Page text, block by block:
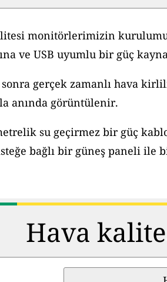
monitörlerimizin
ve USB uyumlu bir güç
sonra gerçek zamanlı hava
anında görüntülenir.
su geçirmez bir güç
bağlı bir güneş paneli ile
Hava